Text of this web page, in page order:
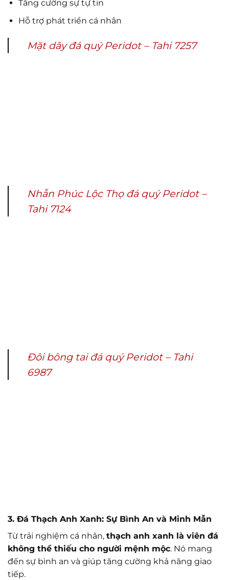
Tăng cường sự tự tin
Hỗ trợ phát triển cá nhân
Mặt dây đá quý Peridot – Tahi 7257
Nhẫn Phúc Lộc Thọ đá quý Peridot –
Tahi 7124
Đôi bông tai đá quý Peridot – Tahi
6987
3. Đá Thạch Anh Xanh: Sự Bình An và Minh Mẫn
Từ trải nghiệm cá nhân, thạch anh xanh là viên đá
không thể thiếu cho người mệnh mộc. Nó mang
đến sự bình an và giúp tăng cường khả năng giao
tiếp.